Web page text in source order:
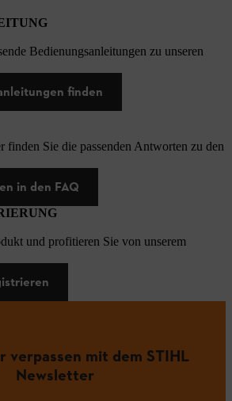
Bedienungsanleitungen zu unseren
finden
finden Sie die passenden Antworten zu den
in den FAQ
und profitieren Sie von unserem
verpassen mit dem STIHL
Newsletter